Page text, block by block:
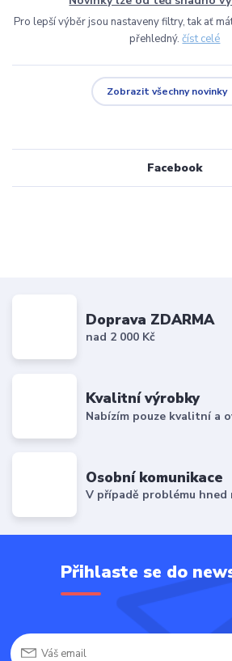
Pro lepší výběr jsou nastaveny filtry, tak ať
přehledný.číst celé
Zobrazit všechny novinky
Facebook
Doprava ZDARMA
nad 2 000 Kč
Kvalitní výrobky
Nabízím pouze kvalitní a
Osobní komunikace
V případě problému hned
Přihlaste se do